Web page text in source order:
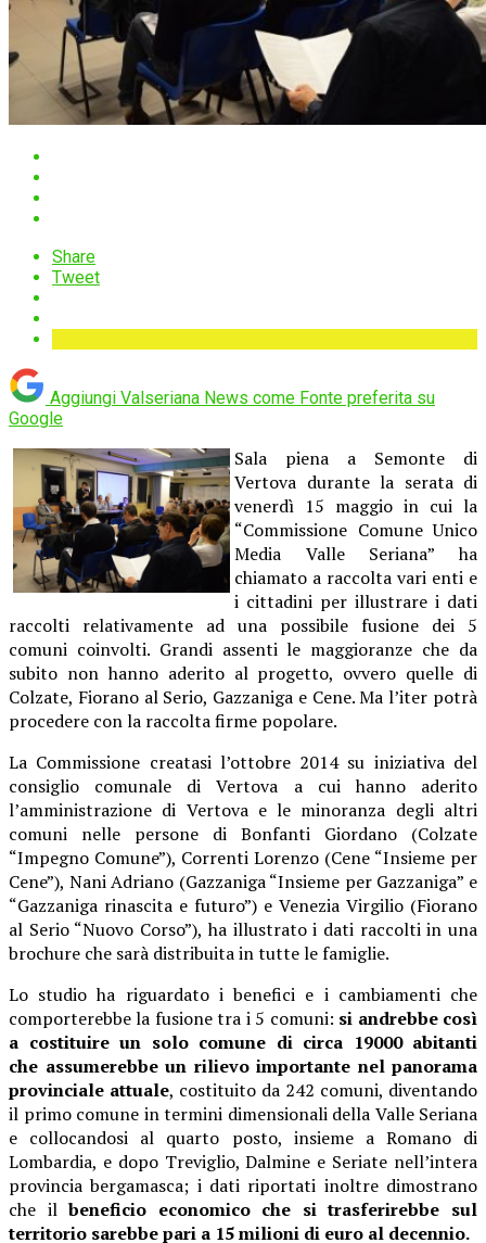
Share
Tweet
Aggiungi Valseriana News come Fonte preferita su
Google
Sala piena a Semonte di
Vertova durante la serata di
venerdì 15 maggio in cui la
“Commissione Comune Unico
Media Valle Seriana” ha
chiamato a raccolta vari enti e
i cittadini per illustrare i dati
raccolti relativamente ad una possibile fusione dei 5
comuni coinvolti. Grandi assenti le maggioranze che da
subito non hanno aderito al progetto, ovvero quelle di
Colzate, Fiorano al Serio, Gazzaniga e Cene. Ma l’iter potrà
procedere con la raccolta firme popolare.
La Commissione creatasi l’ottobre 2014 su iniziativa del
consiglio comunale di Vertova a cui hanno aderito
l’amministrazione di Vertova e le minoranza degli altri
comuni nelle persone di Bonfanti Giordano (Colzate
“Impegno Comune”), Correnti Lorenzo (Cene “Insieme per
Cene”), Nani Adriano (Gazzaniga “Insieme per Gazzaniga” e
“Gazzaniga rinascita e futuro”) e Venezia Virgilio (Fiorano
al Serio “Nuovo Corso”), ha illustrato i dati raccolti in una
brochure che sarà distribuita in tutte le famiglie.
Lo studio ha riguardato i benefici e i cambiamenti che
comporterebbe la fusione tra i 5 comuni: si andrebbe così
a costituire un solo comune di circa 19000 abitanti
che assumerebbe un rilievo importante nel panorama
provinciale attuale, costituito da 242 comuni, diventando
il primo comune in termini dimensionali della Valle Seriana
e collocandosi al quarto posto, insieme a Romano di
Lombardia, e dopo Treviglio, Dalmine e Seriate nell’intera
provincia bergamasca; i dati riportati inoltre dimostrano
che ilbeneficio economico che si trasferirebbe sul
territorio sarebbe pari a 15 milioni di euro al decennio.